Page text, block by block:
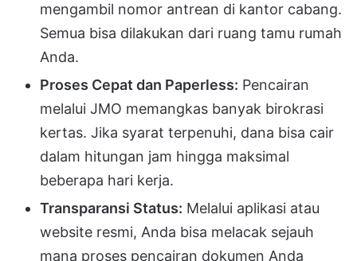
mengambil nomor antrean di kantor cabang.
Semua bisa dilakukan dari ruang tamu rumah
Anda.
Proses Cepat dan Paperless: Pencairan
melalui JMO memangkas banyak birokrasi
kertas. Jika syarat terpenuhi, dana bisa cair
dalam hitungan jam hingga maksimal
beberapa hari kerja.
Transparansi Status: Melalui aplikasi atau
website resmi, Anda bisa melacak sejauh
mana proses pencairan dokumen Anda